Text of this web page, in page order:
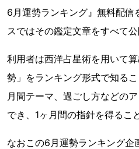
6月運勢ランキング』無料配信
スではその鑑定文章をすべて公
利用者は西洋占星術を用いて
勢」をランキング形式で知る
月間テーマ、過ごし方などの
でき、1ヶ月間の指針を得るこ
なおこの6月運勢ランキング企